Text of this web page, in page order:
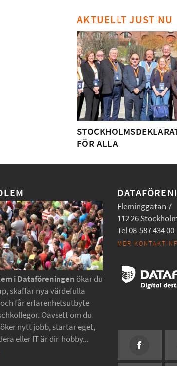
AKTUELLT JUST NU
FÖR ALLA
i Dataföreningen ökar du
skaffar nya värdefulla
får erfarenhetsutbyte
Oavsett om du
nytt jobb, startar eget,
eller IT är din hobby...
Fleminggatan 7
112 26 Stockholm
Tel 08-587 434 00
MER